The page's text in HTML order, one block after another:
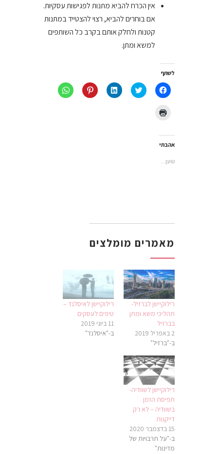
אין הכרח להביא מתנות לפגישות עסקיות.
אם בוחרים להביא, רצוי להצטייד במתנות
קטנות ולחלק אותם בקרב כל השותפים
למשא ומתן.
לשתף
לחיצה
לשיתוף
לחצו
כדי
לחצו
כדי
לחץ
כדי
לחיצה
לשיתוף
אהבתי
טוען...
מאמרים מומלצים
רילוקיישן לברזיל-
תהליכי משא ומתן
בברזיל
2 באפריל 2019
ב-"ברזיל"
רילוקיישן לאיסלנד –
טיפים לעסקים
11 ביוני 2019
ב-"איסלנד"
רילוקיישן לשוודיה-
תפיסת הזמן
בשוודיה – לא רק
דייקנות
15 בדצמבר 2020
ב-"על תרבויות של
מדינות"